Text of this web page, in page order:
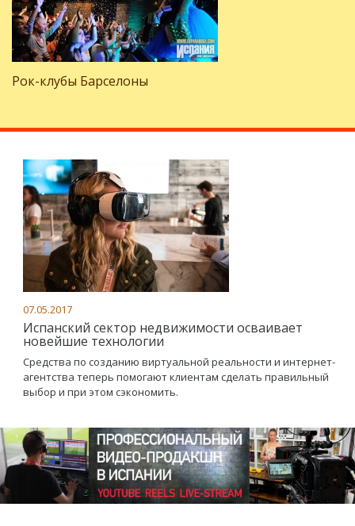
Рок-клубы Барселоны
07.05.2017
Испанский сектор недвижимости осваивает
новейшие технологии
Средства по созданию виртуальной реальности и интернет-
агентства теперь помогают клиентам сделать правильный
выбор и при этом сэкономить.